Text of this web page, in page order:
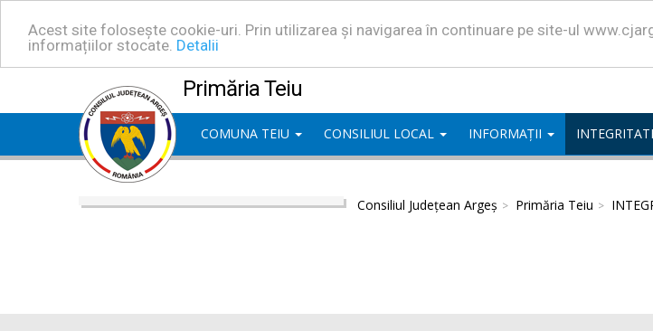
Acest site folosește cookie-uri. Prin utilizarea și navigarea în continuare pe site-ul
informațiilor stocate. Detalii
Primăria Teiu
COMUNA TEIU CONSILIUL LOCAL INFORMAȚII
Consiliul Județean Argeș Primăria Teiu